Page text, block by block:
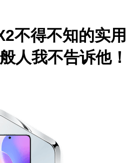
不得不知的实用
人我不告诉他！